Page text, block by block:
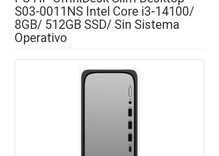
S03-0011NS Intel Core i3-14100/
8GB/ 512GB SSD/ Sin Sistema
Operativo